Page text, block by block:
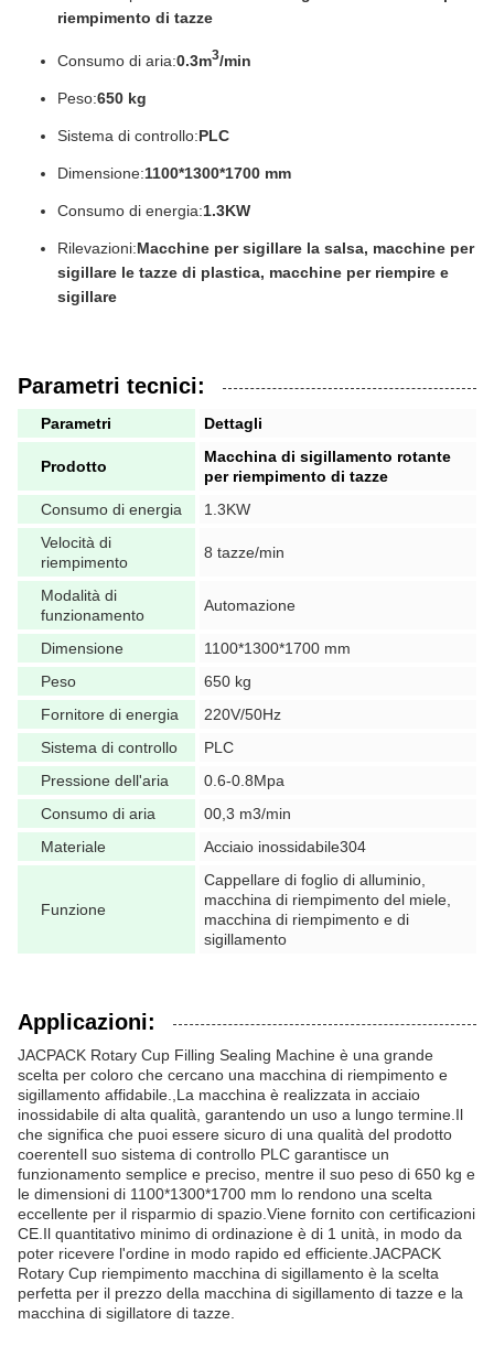
riempimento di tazze
Consumo di aria:0.3m3/min
Peso:650 kg
Sistema di controllo:PLC
Dimensione:1100*1300*1700 mm
Consumo di energia:1.3KW
Rilevazioni:Macchine per sigillare la salsa, macchine per
sigillare le tazze di plastica, macchine per riempire e
sigillare
Parametri tecnici:
Parametri Dettagli
Prodotto
Macchina di sigillamento rotante
per riempimento di tazze
Consumo di energia
1.3KW
Velocità di
riempimento
8 tazze/min
Modalità di
funzionamento
Automazione
Dimensione
1100*1300*1700 mm
Peso
650 kg
Fornitore di energia
220V/50Hz
Sistema di controllo
PLC
Pressione dell'aria
0.6-0.8Mpa
Consumo di aria
00,3 m3/min
Materiale
Acciaio inossidabile304
Funzione
Cappellare di foglio di alluminio,
macchina di riempimento del miele,
macchina di riempimento e di
sigillamento
Applicazioni:
JACPACK Rotary Cup Filling Sealing Machine è una grande
scelta per coloro che cercano una macchina di riempimento e
sigillamento affidabile.,La macchina è realizzata in acciaio
inossidabile di alta qualità, garantendo un uso a lungo termine.Il
che significa che puoi essere sicuro di una qualità del prodotto
coerenteIl suo sistema di controllo PLC garantisce un
funzionamento semplice e preciso, mentre il suo peso di 650 kg e
le dimensioni di 1100*1300*1700 mm lo rendono una scelta
eccellente per il risparmio di spazio.Viene fornito con certificazioni
CE.Il quantitativo minimo di ordinazione è di 1 unità, in modo da
poter ricevere l'ordine in modo rapido ed efficiente.JACPACK
Rotary Cup riempimento macchina di sigillamento è la scelta
perfetta per il prezzo della macchina di sigillamento di tazze e la
macchina di sigillatore di tazze.